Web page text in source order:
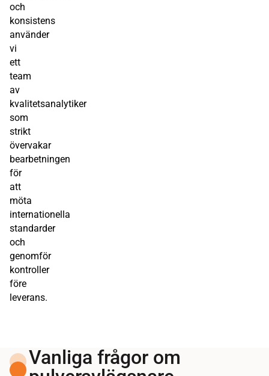
och
konsistens
använder
vi
ett
team
av
kvalitetsanalytiker
som
strikt
övervakar
bearbetningen
för
att
möta
internationella
standarder
och
genomför
kontroller
före
leverans.
Vanliga frågor om